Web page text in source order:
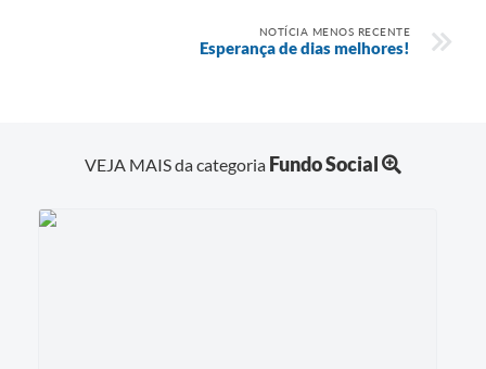
NOTÍCIA MENOS RECENTE
Esperança de dias melhores!
VEJA MAIS da categoria Fundo Social